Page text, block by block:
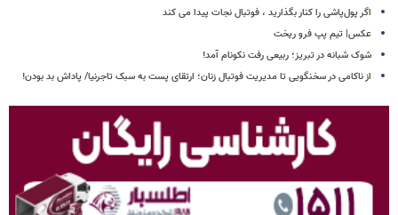
اگر پول‌پاشی را کنار بگذارید ، فوتبال نجات پیدا می کند
عکس| تیم پپ فرو ریخت
شوک شبانه در تبریز؛ ربیعی رفت نکونام آمد!
از ناکامی در سخنگویی تا مدیریت فوتبال زنان؛ ارتقای پست به سبک تاجرنیا/ پاداش بد بودن!